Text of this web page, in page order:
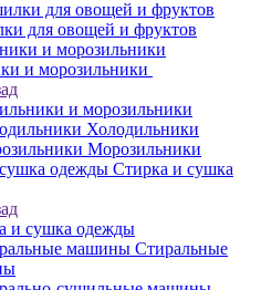
для овощей и фруктов
и морозильники
и морозильники
Холодильники
Морозильники
Стирка и сушка
и сушка одежды
Стиральные